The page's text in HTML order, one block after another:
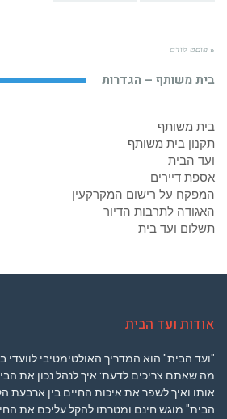
« פוסט קודם
בית משותף – הגדרות
בית משותף
תקנון בית משותף
ועד הבית
אספת דיירים
המפקח על רישום המקרקעין
האגודה לתרבות הדיור
תשלום ועד בית
אודות ועד הבית
"ועד הבית" הוא המדריך האולטימטיבי
מה שאתם צריכים לדעת: איך לנהל נכון את
אותו ואיך לשפר את איכות החיים בין ארבעת
הבית" מוגש חינם ומטרתו להקל עליכם את